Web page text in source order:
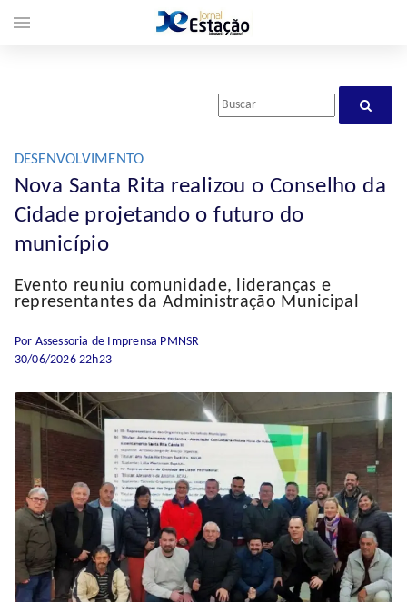
DESENVOLVIMENTO
Nova Santa Rita realizou o Conselho da
Cidade projetando o futuro do
município
Evento reuniu comunidade, lideranças e
representantes da Administração Municipal
Por Assessoria de Imprensa PMNSR
30/06/2026 22h23
menu